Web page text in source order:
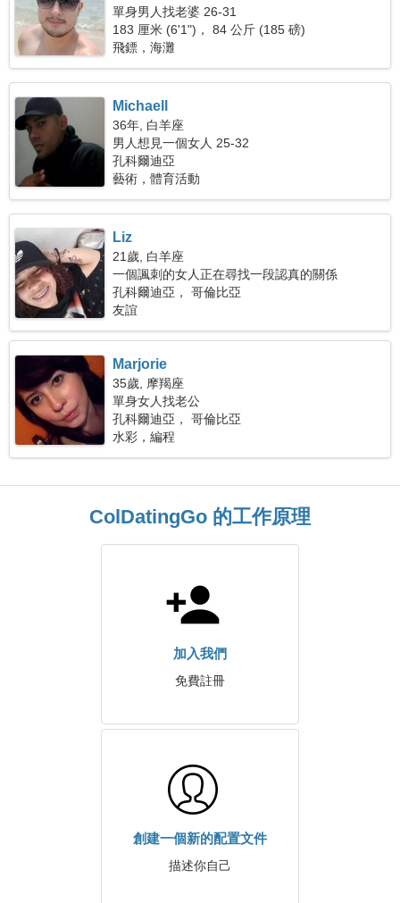
單身男人找老婆 26-31
183 厘米 (6'1")， 84 公斤 (185 磅)
飛鏢，海灘
Michaell
36年, 白羊座
男人想見一個女人 25-32
孔科爾迪亞
藝術，體育活動
Liz
21歲, 白羊座
一個諷刺的女人正在尋找一段認真的關係
孔科爾迪亞， 哥倫比亞
友誼
Marjorie
35歲, 摩羯座
單身女人找老公
孔科爾迪亞， 哥倫比亞
水彩，編程
ColDatingGo 的工作原理
加入我們
免費註冊
創建一個新的配置文件
描述你自己